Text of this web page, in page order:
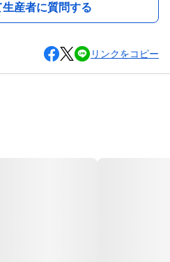
産者に質問する
リンクをコピー